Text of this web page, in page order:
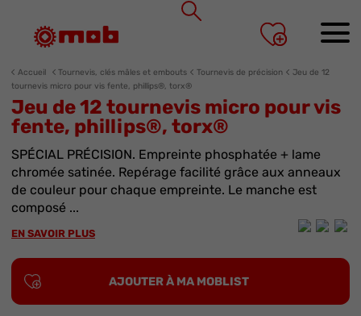
Accueil Tournevis, clés mâles et embouts Tournevis de précision
Jeu de 12
tournevis micro pour vis fente, phillips®, torx®
Jeu de 12 tournevis micro pour vis
fente, phillips®, torx®
SPÉCIAL PRÉCISION. Empreinte phosphatée + lame
chromée satinée. Repérage facilité grâce aux anneaux
de couleur pour chaque empreinte. Le manche est
composé ...
EN SAVOIR PLUS
AJOUTER À MA MOBLIST